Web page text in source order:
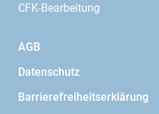
CFK-Bearbeitung
AGB
Datenschutz
Barrierefreiheitserklärung